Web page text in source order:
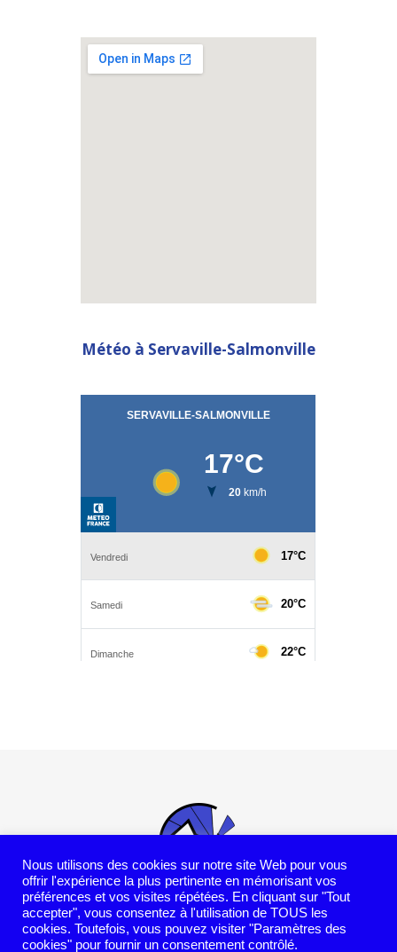
Météo à Servaville-Salmonville
2026 - Copyright © ASCSS -
Nous utilisons des cookies sur notre site Web pour vous
offrir l'expérience la plus pertinente en mémorisant vos
préférences et vos visites répétées. En cliquant sur "Tout
accepter", vous consentez à l'utilisation de TOUS les
cookies. Toutefois, vous pouvez visiter "Paramètres des
cookies" pour fournir un consentement contrôlé.